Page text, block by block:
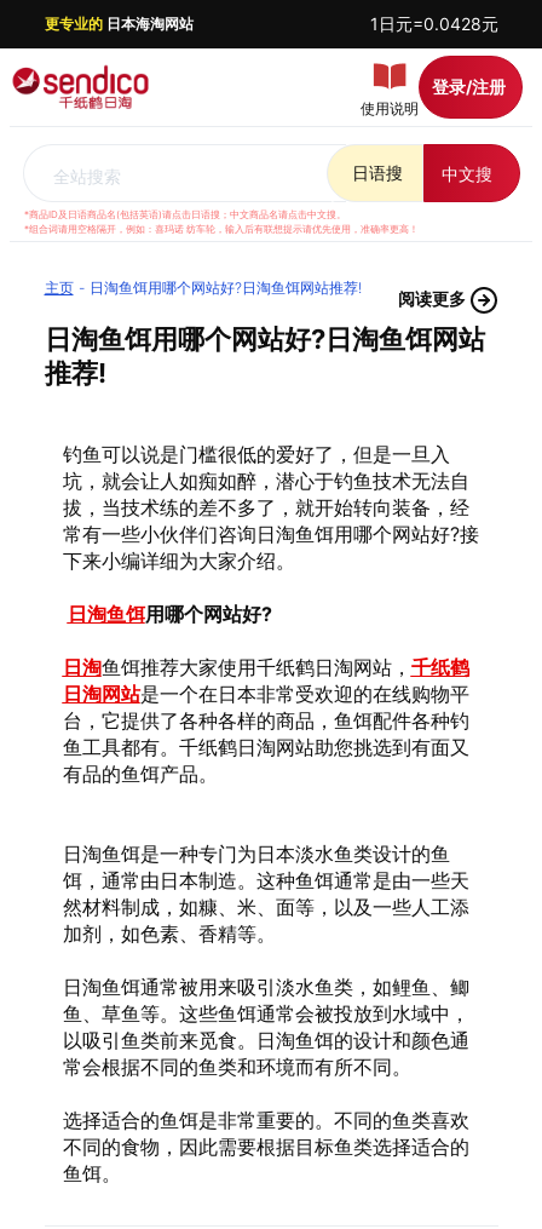
更专业的日本海淘网站 1日元=0.0428元
使用说明
登录/注册
全站搜索 日语搜 中文搜
*商品ID及日语商品名(包括英语)请点击日语搜；中文商品名请点击中文搜。
*组合词请用空格隔开，例如：喜玛诺 纺车轮，输入后有联想提示请优先使用，准确率更高！
主页 日淘鱼饵用哪个网站好?日淘鱼饵网站推荐!
阅读更多
日淘鱼饵用哪个网站好?日淘鱼饵网站
推荐!
钓鱼可以说是门槛很低的爱好了，但是一旦入
坑，就会让人如痴如醉，潜心于钓鱼技术无法自
拔，当技术练的差不多了，就开始转向装备，经
常有一些小伙伴们咨询日淘鱼饵用哪个网站好?接
下来小编详细为大家介绍。
日淘鱼饵用哪个网站好?
日淘鱼饵推荐大家使用千纸鹤日淘网站， 千纸鹤
日淘网站是一个在日本非常受欢迎的在线购物平
台，它提供了各种各样的商品，鱼饵配件各种钓
鱼工具都有。千纸鹤日淘网站助您挑选到有面又
有品的鱼饵产品。
日淘鱼饵是一种专门为日本淡水鱼类设计的鱼
饵，通常由日本制造。这种鱼饵通常是由一些天
然材料制成，如糠、米、面等，以及一些人工添
加剂，如色素、香精等。
日淘鱼饵通常被用来吸引淡水鱼类，如鲤鱼、鲫
鱼、草鱼等。这些鱼饵通常会被投放到水域中，
以吸引鱼类前来觅食。日淘鱼饵的设计和颜色通
常会根据不同的鱼类和环境而有所不同。
选择适合的鱼饵是非常重要的。不同的鱼类喜欢
不同的食物，因此需要根据目标鱼类选择适合的
鱼饵。